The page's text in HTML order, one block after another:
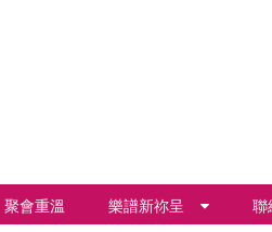
聚會重溫 樂譜新祢呈 聯